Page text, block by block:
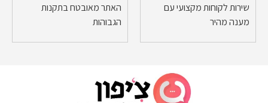
שירות לקוחות מקצועי עם
מענה מהיר
האתר מאובטח בתקנות
הגבוהות